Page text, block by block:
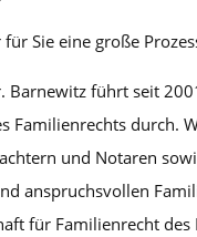
Sie eine große
Barnewitz führt seit
Familienrechts durch.
und Notaren
anspruchsvollen
für Familienrecht des